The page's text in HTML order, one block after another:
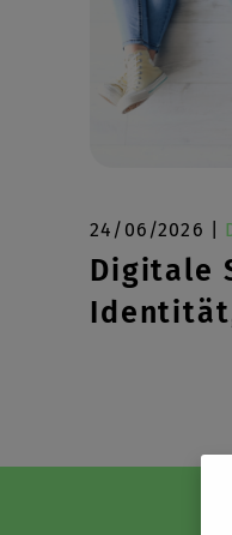
24/06/2026 |
Digitale